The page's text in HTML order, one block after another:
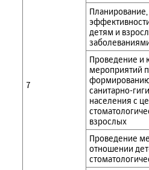
7
детям и
Проведение и
мероприятий
санитарно-
населения с
взрослых
Проведение
отношении